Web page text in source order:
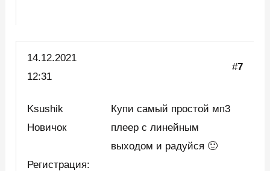
14.12.2021
12:31
#7
Ksushik
Новичок
Регистрация:
Купи самый простой мп3
плеер с линейным
выходом и радуйся 🙂